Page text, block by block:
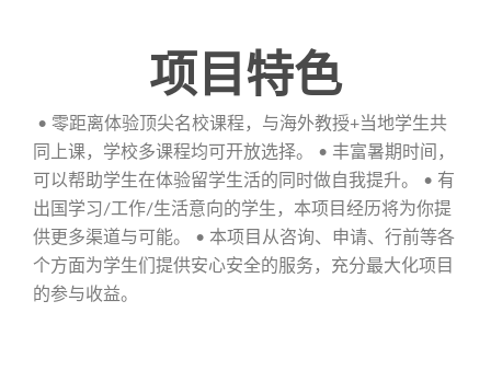
项目特色
• 零距离体验顶尖名校课程，与海外教授+当地学生共
同上课，学校多课程均可开放选择。 • 丰富暑期时间，
可以帮助学生在体验留学生活的同时做自我提升。 • 有
出国学习/工作/生活意向的学生，本项目经历将为你提
供更多渠道与可能。 • 本项目从咨询、申请、行前等各
个方面为学生们提供安心安全的服务，充分最大化项目
的参与收益。